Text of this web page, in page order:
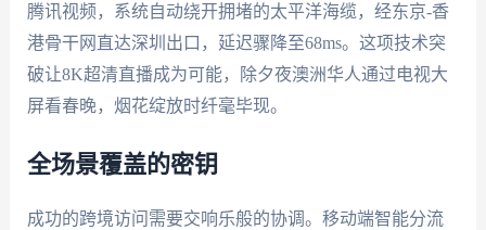
腾讯视频，系统自动绕开拥堵的太平洋海缆，经东京-香
港骨干网直达深圳出口，延迟骤降至68ms。这项技术突
破让8K超清直播成为可能，除夕夜澳洲华人通过电视大
屏看春晚，烟花绽放时纤毫毕现。
全场景覆盖的密钥
成功的跨境访问需要交响乐般的协调。移动端智能分流